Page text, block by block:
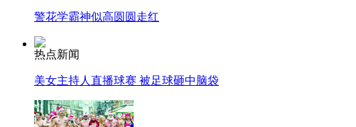
警花学霸神似高圆圆走红
热点新闻
美女主持人直播球赛 被足球砸中脑袋